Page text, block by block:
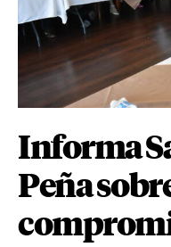
Informa
Peña